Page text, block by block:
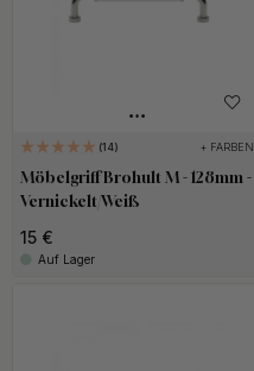
14 + FARBEN
Möbelgriff Brohult M - 128mm -
Vernickelt/Weiß
15 €
Auf Lager